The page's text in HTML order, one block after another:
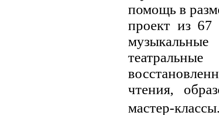
помощь в
проект из 67
чтения,
мастер-